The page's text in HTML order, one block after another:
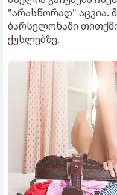
"არასწორად" აცვია.
ბარსელონაში
ქუსლებზე.